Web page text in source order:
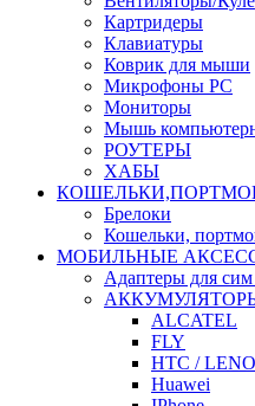
Картридеры
Клавиатуры
Коврик для мыши
Микрофоны PC
Мониторы
Мышь
РОУТЕРЫ
ХАБЫ
Брелоки
Кошельки,
МОБИЛЬНЫЕ
Адаптеры для сим
ALCATEL
FLY
HTC /
Huawei